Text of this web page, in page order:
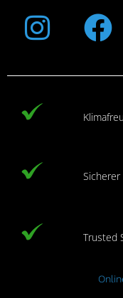
Sicherer
Trusted